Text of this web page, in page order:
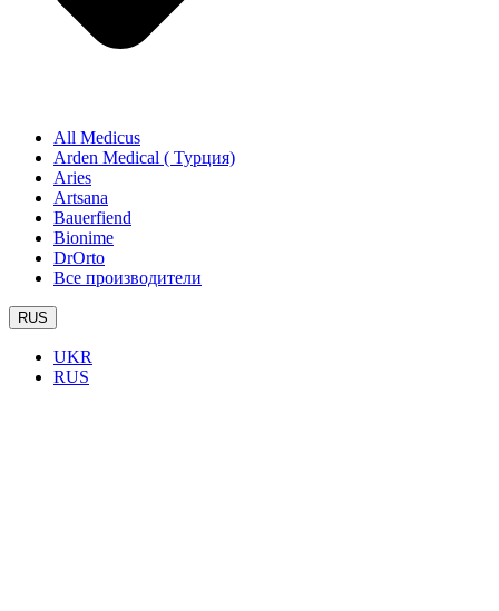
All Medicus
Arden Medical ( Турция)
Aries
Artsana
Bauerfiend
Bionime
DrOrto
Все производители
RUS
UKR
RUS